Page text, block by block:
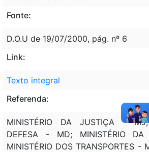
Fonte:
D.O.U de 19/07/2000, pág. nº 6
Link:
Texto integral
Referenda:
MINISTÉRIO DA JUSTIÇA -
DEFESA - MD; MINISTÉRIO
MINISTÉRIO DOS TRANSPORTES -